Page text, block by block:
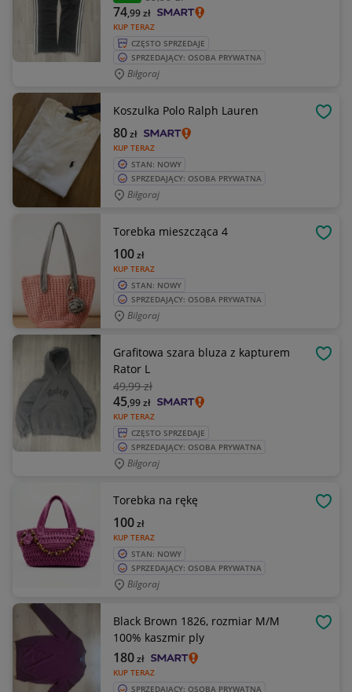
KUP TERAZ
74,99zł
CZĘSTO SPRZEDAJE
SPRZEDAJĄCY: OSOBA PRYWATNA
Biłgoraj
Koszulka Polo Ralph Lauren
KUP TERAZ
80zł
STAN: NOWY
SPRZEDAJĄCY: OSOBA PRYWATNA
Biłgoraj
Torebka mieszcząca 4
KUP TERAZ
100zł
STAN: NOWY
SPRZEDAJĄCY: OSOBA PRYWATNA
Bilgoraj
Grafitowa szara bluza z kapturem
Rator L
49,99 zł
KUP TERAZ
45,99zł
CZĘSTO SPRZEDAJE
SPRZEDAJĄCY: OSOBA PRYWATNA
Biłgoraj
Torebka na rękę
KUP TERAZ
100zł
STAN: NOWY
SPRZEDAJĄCY: OSOBA PRYWATNA
Bilgoraj
Black Brown 1826, rozmiar M/M
100% kaszmir ply
KUP TERAZ
180zł
SPRZEDAJĄCY: OSOBA PRYWATNA